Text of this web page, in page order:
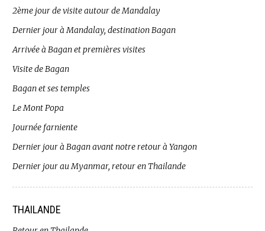
2ème jour de visite autour de Mandalay
Dernier jour à Mandalay, destination Bagan
Arrivée à Bagan et premières visites
Visite de Bagan
Bagan et ses temples
Le Mont Popa
Journée farniente
Dernier jour à Bagan avant notre retour à Yangon
Dernier jour au Myanmar, retour en Thailande
THAILANDE